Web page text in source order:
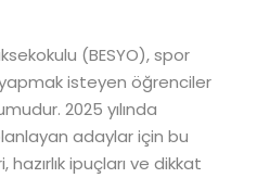
(BESYO), spor
isteyen öğrenciler
2025 yılında
adaylar için bu
ipuçları ve dikkat